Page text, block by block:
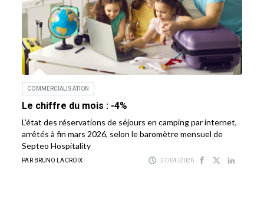
COMMERCIALISATION
Le chiffre du mois : -4%
L’état des réservations de séjours en camping par internet,
arrêtés à fin mars 2026, selon le baromètre mensuel de
Septeo Hospitality
PAR BRUNO LACROIX 27/04/2026